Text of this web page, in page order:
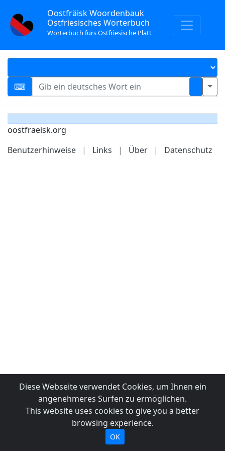
Oostfräisk Woordenbauk
Ostfriesisches Wörterbuch
Wörterbuch fürs Ostfriesische Platt
oostfraeisk.org
Benutzerhinweise
| Links | Über | Datenschutz
Diese Webseite verwendet Cookies, um Ihnen ein
angenehmeres Surfen zu ermöglichen.
This website uses cookies to give you a better
browsing experience.
OK